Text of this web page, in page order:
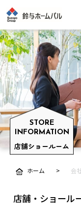
STORE
INFORMATION
店舗ショールーム
ホーム 会
店舗・ショール